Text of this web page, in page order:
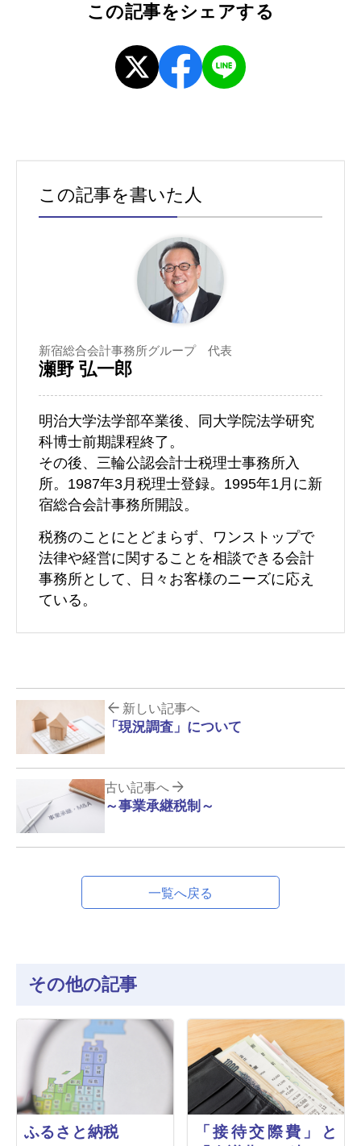
この記事をシェアする
この記事を書いた人
新宿総合会計事務所グループ 代表
瀬野 弘一郎
明治大学法学部卒業後、同大学院法学研究
科博士前期課程終了。
その後、三輪公認会計士税理士事務所入
所。1987年3月税理士登録。1995年1月に新
宿総合会計事務所開設。
税務のことにとどまらず、ワンストップで
法律や経営に関することを相談できる会計
事務所として、日々お客様のニーズに応え
ている。
新しい記事へ
「現況調査」について
古い記事へ
～事業承継税制～
一覧へ戻る
その他の記事
ふるさと納税
「接待交際費」と